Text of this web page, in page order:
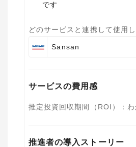
です
どのサービスと連携して使用
Sansan
サービスの費用感
推定投資回収期間（ROI） ：
推進者の導入ストーリー